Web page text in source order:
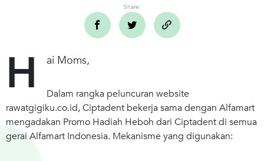
Share:
H ai Moms,
Dalam rangka peluncuran website
rawatgigiku.co.id, Ciptadent bekerja sama dengan Alfamart
mengadakan Promo Hadiah Heboh dari Ciptadent di semua
gerai Alfamart Indonesia. Mekanisme yang digunakan: